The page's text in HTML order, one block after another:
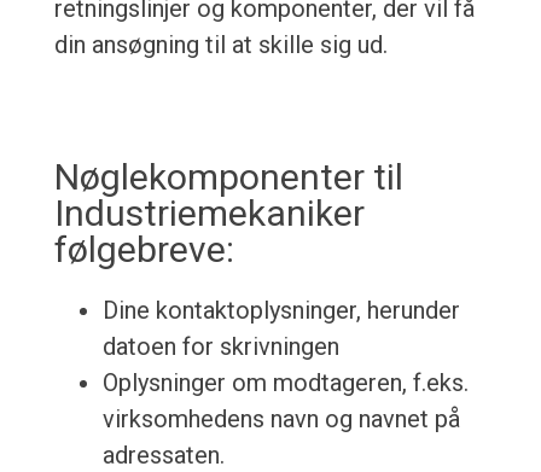
retningslinjer og komponenter, der vil få
din ansøgning til at skille sig ud.
Nøglekomponenter til
Industriemekaniker
følgebreve:
Dine kontaktoplysninger, herunder
datoen for skrivningen
Oplysninger om modtageren, f.eks.
virksomhedens navn og navnet på
adressaten.